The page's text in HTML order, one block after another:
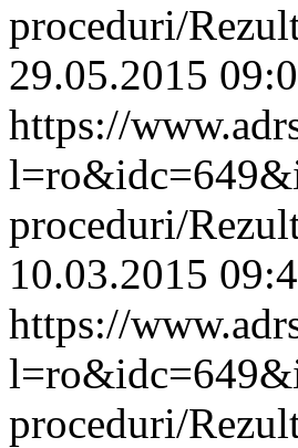
proceduri/
29.05.2015
https://
proceduri/
10.03.2015
https://
proceduri/